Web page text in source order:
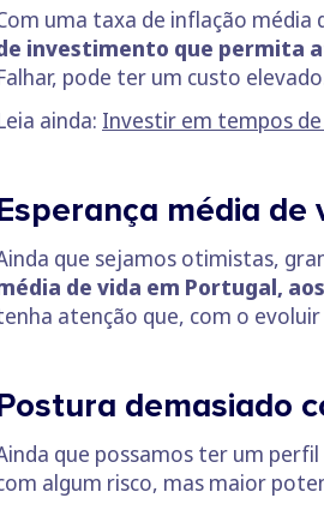
uma taxa de inflação média
investimento que permita
pode ter um custo
ainda: Investir em tempos
média de
que sejamos otimistas,
de vida em Portugal,
atenção que, com o
demasiado
que possamos ter um
algum risco, mas maior